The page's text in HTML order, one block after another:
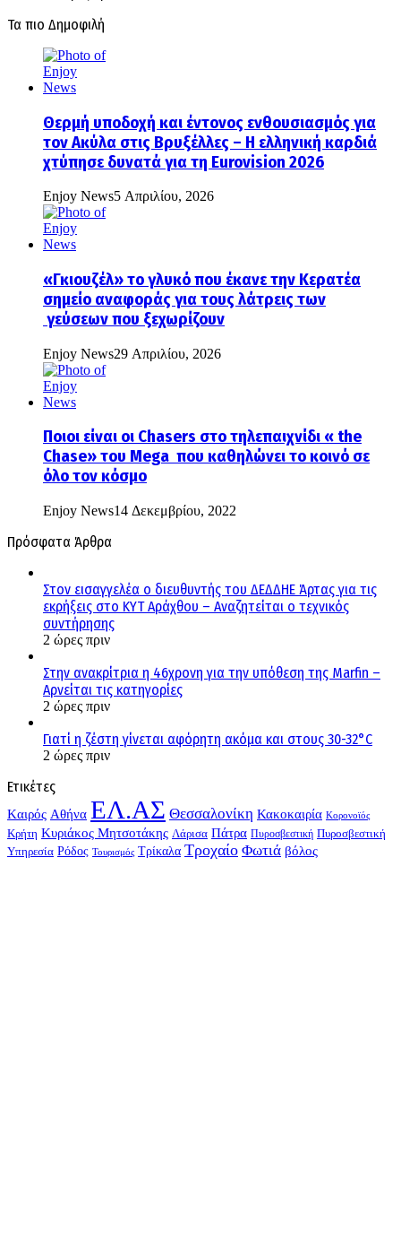
Τα πιο Δημοφιλή
Θερμή υποδοχή και έντονος ενθουσιασμός για
τον Ακύλα στις Βρυξέλλες – Η ελληνική καρδιά
χτύπησε δυνατά για τη Eurovision 2026
Enjoy News5 Απριλίου, 2026
«Γκιουζέλ» το γλυκό που έκανε την Κερατέα
σημείο αναφοράς για τους λάτρεις των
γεύσεων που ξεχωρίζουν
Enjoy News29 Απριλίου, 2026
Ποιοι είναι οι Chasers στο τηλεπαιχνίδι « the
Chase» του Mega που καθηλώνει το κοινό σε
όλο τον κόσμο
Enjoy News14 Δεκεμβρίου, 2022
Πρόσφατα Άρθρα
Στον εισαγγελέα ο διευθυντής του ΔΕΔΔΗΕ Άρτας για τις
εκρήξεις στο ΚΥΤ Αράχθου – Αναζητείται ο τεχνικός
συντήρησης
2 ώρες πριν
Στην ανακρίτρια η 46χρονη για την υπόθεση της Marfin –
Αρνείται τις κατηγορίες
2 ώρες πριν
Γιατί η ζέστη γίνεται αφόρητη ακόμα και στους 30-32°C
2 ώρες πριν
Ετικέτες
Kαιρός Αθήνα ΕΛ.ΑΣ Θεσσαλονίκη Κακοκαιρία Κορονοϊός
Κρήτη Κυριάκος Μητσοτάκης Λάρισα Πάτρα Πυροσβεστική Πυροσβεστική
Υπηρεσία Ρόδος Τουρισμός Τρίκαλα Τροχαίο Φωτιά βόλος